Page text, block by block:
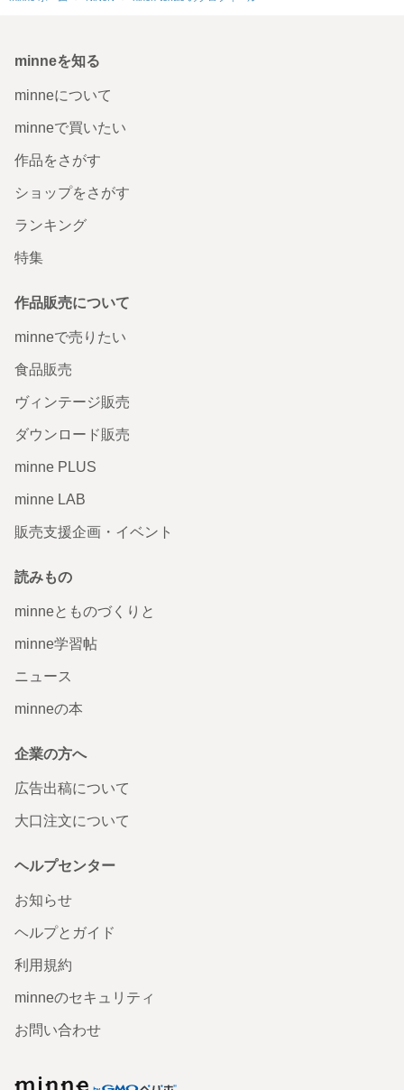
この度はわんわんトートバッグをお買い上げいただきましてありがとうござい
物をお手に取りご満足いただけましたら幸いです。この度のご購入まことにあ
minneを知る
minneについて
minneで買いたい
作品をさがす
ショップをさがす
ランキング
特集
作品販売について
minneで売りたい
食品販売
ヴィンテージ販売
ダウンロード販売
minne PLUS
minne LAB
販売支援企画・イベント
読みもの
minneとものづくりと
minne学習帖
ニュース
minneの本
企業の方へ
広告出稿について
大口注文について
ヘルプセンター
お知らせ
ヘルプとガイド
利用規約
minneのセキュリティ
お問い合わせ